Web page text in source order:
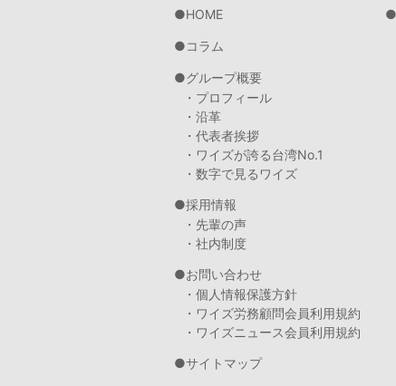
HOME
コラム
グループ概要
・プロフィール
・沿革
・代表者挨拶
・ワイズが誇る台湾No.1
・数字で見るワイズ
採用情報
・先輩の声
・社内制度
お問い合わせ
・個人情報保護方針
・ワイズ労務顧問会員利用規約
・ワイズニュース会員利用規約
サイトマップ